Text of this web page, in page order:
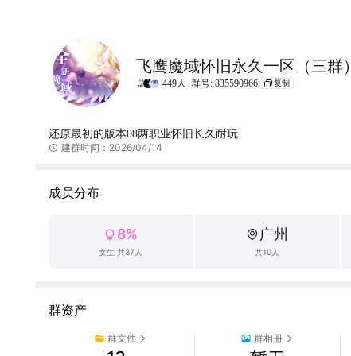
飞鹰魔域怀旧永久一区（三群）
449人· 群号: 835590966 复制
还原最初的版本08两职业怀旧长久耐玩
建群时间：2026/04/14
成员分布
8%
女生 共37人
广州
共10人
群资产
群文件 群相册